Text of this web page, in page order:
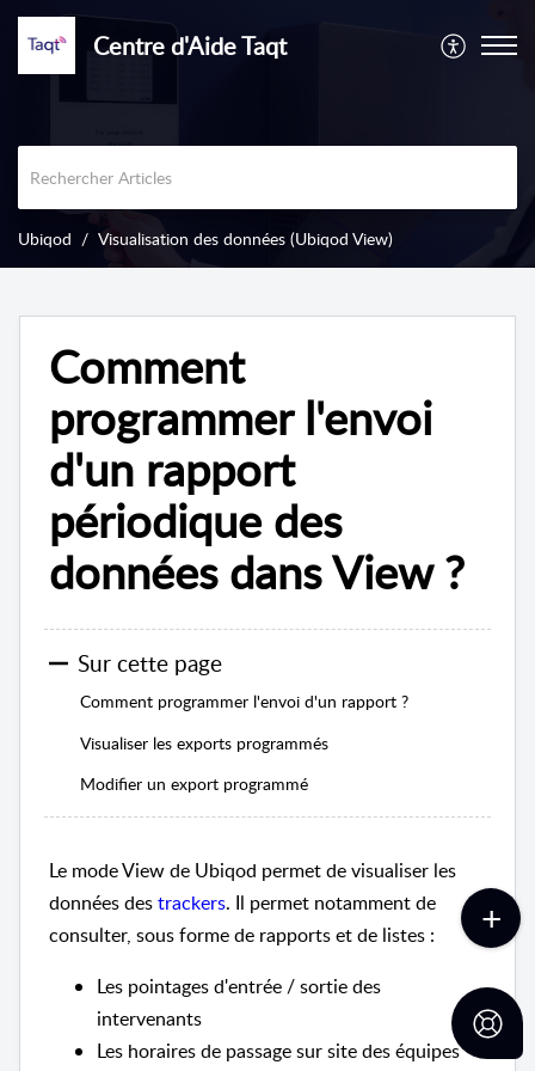
Centre d'Aide Taqt
Ubiqod Visualisation des données (Ubiqod View)
Comment
programmer l'envoi
d'un rapport
périodique des
données dans View ?
Sur cette page
Comment programmer l'envoi d'un rapport ?
Visualiser les exports programmés
Modifier un export programmé
Le mode View de Ubiqod permet de visualiser les
données destrackers. Il permet notamment de
consulter, sous forme de rapports et de listes :
Les pointages d'entrée / sortie des
intervenants
Les horaires de passage sur site des équipes